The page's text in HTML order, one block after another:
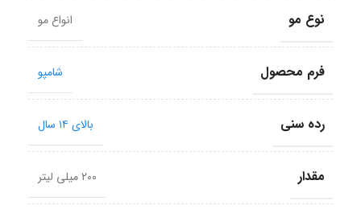
نوع مو انواع مو
فرم محصول شامپو
رده سنی بالای ۱۴ سال
مقدار ۲۰۰ میلی لیتر